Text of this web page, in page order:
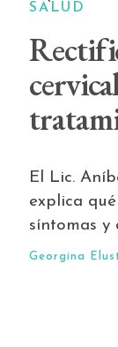
SALUD
El Lic.
explica
síntomas y
Georgina